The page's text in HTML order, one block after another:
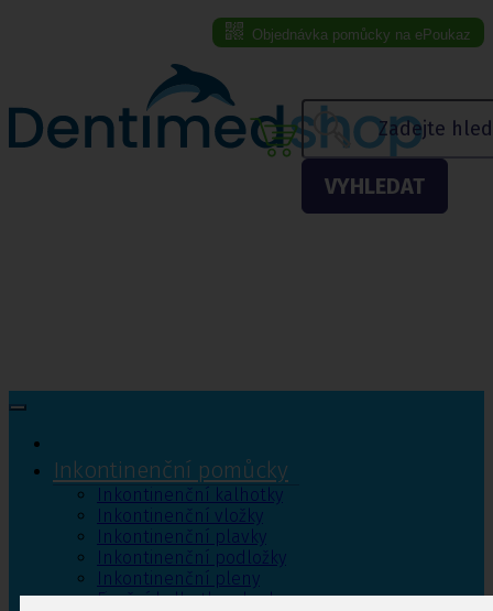
Objednávka pomůcky na ePoukaz
VYHLEDAT
Inkontinenční pomůcky
Inkontinenční kalhotky
Inkontinenční vložky
Inkontinenční plavky
Inkontinenční podložky
Inkontinenční pleny
Fixační kalhotky a body